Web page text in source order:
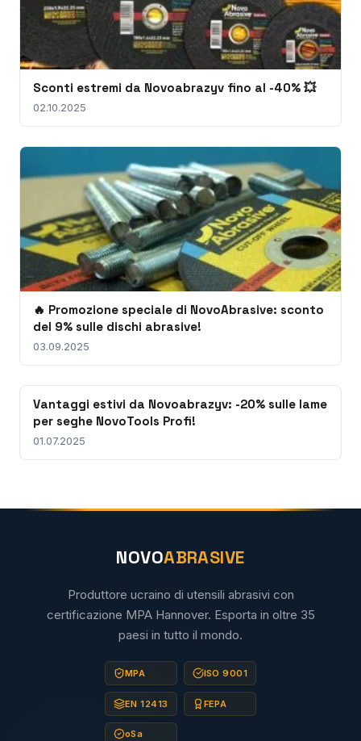
Sconti estremi da Novoabrazyv fino al -40% 💥
02.10.2025
🔥 Promozione speciale di NovoAbrasive: sconto
del 9% sulle dischi abrasive!
03.09.2025
Vantaggi estivi da Novoabrazyv: -20% sulle lame
per seghe NovoTools Profi!
01.07.2025
NOVOABRASIVE
Produttore ucraino di utensili abrasivi con
certificazione MPA Hannover. Esporta in oltre 35
paesi in tutto il mondo.
MPA ISO 9001
EN 12413 FEPA
oSa